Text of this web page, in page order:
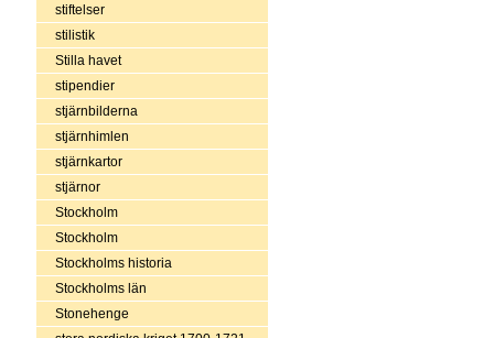
stiftelser
stilistik
Stilla havet
stipendier
stjärnbilderna
stjärnhimlen
stjärnkartor
stjärnor
Stockholm
Stockholm
Stockholms historia
Stockholms län
Stonehenge